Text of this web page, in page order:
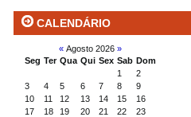
CALENDÁRIO
« Agosto 2026 »
Seg Ter Qua Qui Sex Sab Dom
1
2
3
4 5 6 7 8
9
10
11 12 13 14 15
16
17
18 19 20 21 22
23